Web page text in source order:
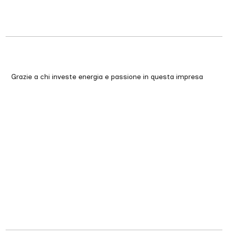
Grazie a chi investe energia e passione in questa impresa